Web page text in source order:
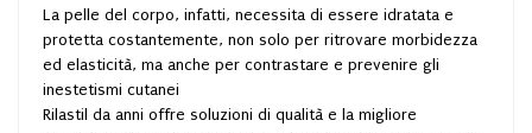
La pelle del corpo, infatti, necessita di essere idratata e
protetta costantemente, non solo per ritrovare morbidezza
ed elasticità, ma anche per contrastare e prevenire gli
inestetismi cutanei
Rilastil da anni offre soluzioni di qualità e la migliore